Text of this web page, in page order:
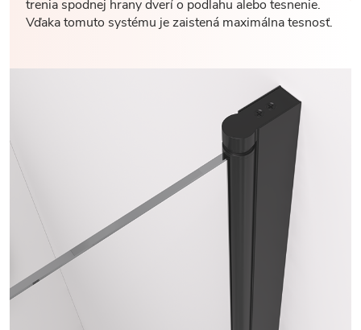
trenia spodnej hrany dverí o podlahu alebo tesnenie.
Vďaka tomuto systému je zaistená maximálna tesnosť.